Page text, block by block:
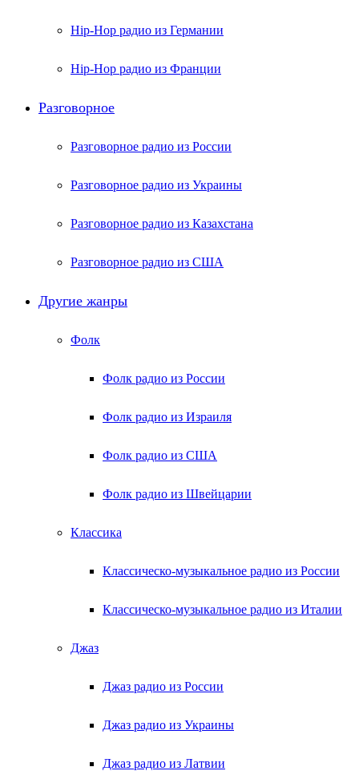
Hip-Hop радио из Германии
Hip-Hop радио из Франции
Разговорное
Разговорное радио из России
Разговорное радио из Украины
Разговорное радио из Казахстана
Разговорное радио из США
Другие жанры
Фолк
Фолк радио из России
Фолк радио из Израиля
Фолк радио из США
Фолк радио из Швейцарии
Классика
Классическо-музыкальное радио из России
Классическо-музыкальное радио из Италии
Джаз
Джаз радио из России
Джаз радио из Украины
Джаз радио из Латвии